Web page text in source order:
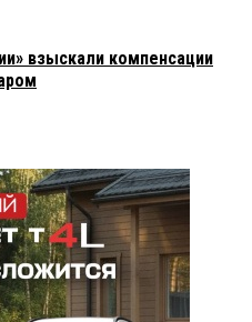
взыскали компенсации